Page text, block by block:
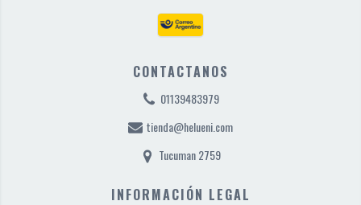
CONTACTANOS
01139483979
tienda@helueni.com
Tucuman 2759
INFORMACIÓN LEGAL